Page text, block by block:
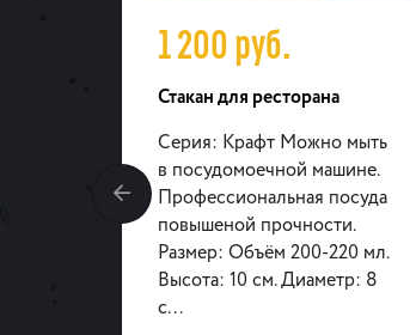
1 200руб.
Стакан для ресторана
Серия: Крафт Можно мыть
в посудомоечной машине.
Профессиональная посуда
повышеной прочности.
Размер: Объём 200-220 мл.
Высота: 10 см. Диаметр: 8
с...